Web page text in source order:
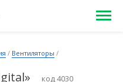
/ Вентиляторы /
код 4030